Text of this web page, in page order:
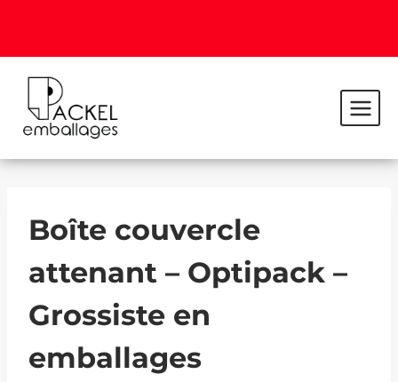
Boîte couvercle
attenant – Optipack –
Grossiste en
emballages